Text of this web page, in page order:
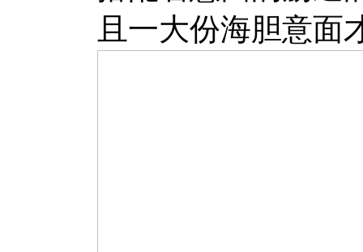
且一大份海胆意面